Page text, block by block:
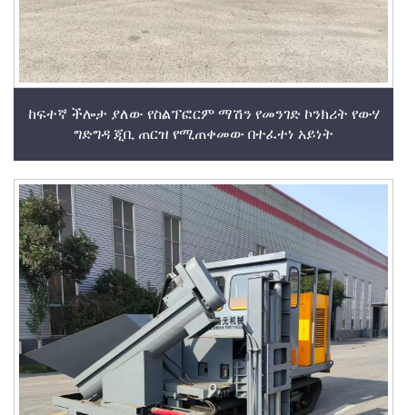
ከፍተኛ ችሎታ ያለው የስልፕፎርም ማሽን የመንገድ ኮንክሪት የውሃ
ግድግዳ ጂቢ ጠርዝ የሚጠቀመው በተፈተነ አይነት